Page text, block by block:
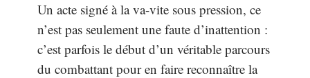
Un acte signé à la va-vite sous pression, ce
n’est pas seulement une faute d’inattention :
c’est parfois le début d’un véritable parcours
du combattant pour en faire reconnaître la